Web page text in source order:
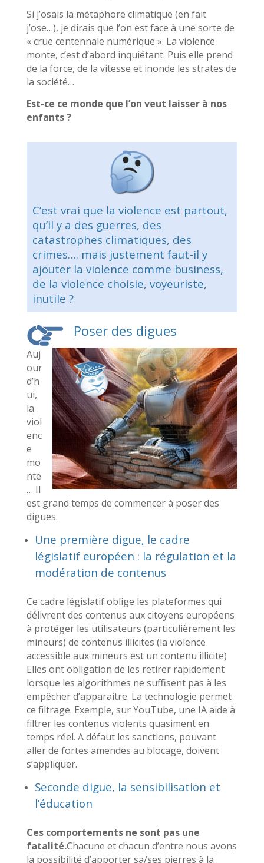
Si j’osais la métaphore climatique (en fait
j’ose…), je dirais que l’on est face à une sorte de
« crue centennale numérique ». La violence
monte, c’est d’abord inquiétant. Puis elle prend
de la force, de la vitesse et inonde les strates de
la société…
Est-ce ce monde que l’on veut laisser à nos
enfants ?
C’est vrai que la violence est partout,
qu’il y a des guerres, des
catastrophes climatiques, des
crimes…. mais justement faut-il y
ajouter la violence comme business,
de la violence choisie, voyeuriste,
inutile ?
Poser des digues
Auj
our
d’h
ui,
la
viol
enc
e
mo
nte
… Il
est grand temps de commencer à poser des
digues.
Une première digue, le cadre
législatif européen : la régulation et la
modération de contenus
Ce cadre législatif oblige les plateformes qui
délivrent des contenus aux citoyens européens
à protéger les utilisateurs (particulièrement les
mineurs) de contenus illicites (la violence
accessible aux mineurs est un contenu illicite)
Elles ont obligation de les retirer rapidement
lorsque les algorithmes ne suffisent pas à les
empêcher d’apparaitre. La technologie permet
ce filtrage. Exemple, sur YouTube, une IA aide à
filtrer les contenus violents quasiment en
temps réel. A défaut les sanctions, pouvant
aller de fortes amendes au blocage, doivent
s’appliquer.
Seconde digue, la sensibilisation et
l’éducation
Ces comportements ne sont pas une
fatalité.Chacune et chacun d’entre nous avons
la possibilité d’apporter sa/ses pierres à la